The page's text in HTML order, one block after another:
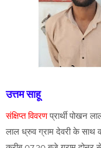
उत्तम साहू
संक्षिप्त विवरणप्रार्थी पोखन
लाल ध्रुव ग्राम देवरी के साथ